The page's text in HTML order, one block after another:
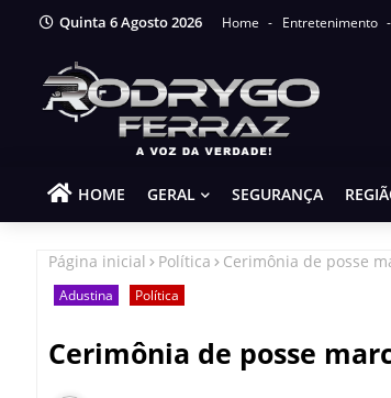
Quinta 6 Agosto 2026 Home Entretenimento
HOME GERAL SEGURANÇA
Página inicial Política Cerimônia de posse
Adustina Política
Cerimônia de posse